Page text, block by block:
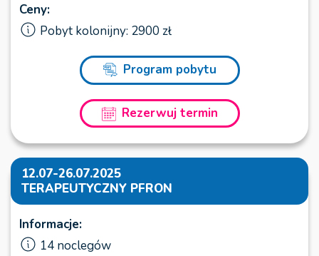
Ceny:
Pobyt kolonijny: 2900 zł
Program pobytu
Rezerwuj termin
12.07-26.07.2025
TERAPEUTYCZNY PFRON
Informacje:
14 noclegów